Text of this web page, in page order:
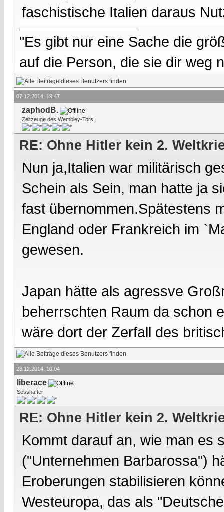
faschistische Italien daraus
"Es gibt nur eine Sache die
auf die Person, die sie dir weg
07.12.2014, 19:47
zaphodB.
Zeitzeuge des Wembley-Tors
RE: Ohne Hitler kein 2.
Nun ja,Italien war militärisch
Schein als Sein, man hatte ja
fast übernommen.Spätestens
England oder Frankreich im
gewesen.
Japan hätte als agressve
beherrschten Raum da schon
wäre dort der Zerfall des
23.12.2014, 10:04
liberace
Sesshafter
RE: Ohne Hitler kein 2.
Kommt darauf an, wie man es
("Unternehmen Barbarossa")
Eroberungen stabilisieren
Westeuropa, das als